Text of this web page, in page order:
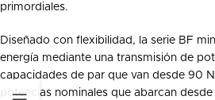
primordiales.
Diseñado con flexibilidad, la serie BF
energía mediante una transmisión de
capacidades de par que van desde 90
potencias nominales que abarcan